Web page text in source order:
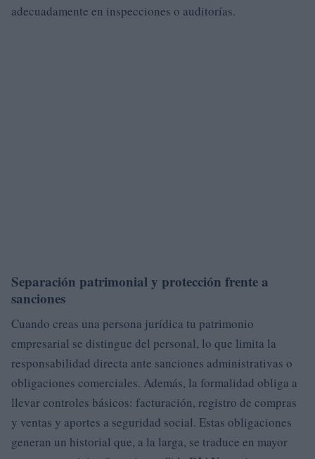
adecuadamente en inspecciones o auditorías.
Separación patrimonial y protección frente a
sanciones
Cuando creas una persona jurídica tu patrimonio
empresarial se distingue del personal, lo que limita la
responsabilidad directa ante sanciones administrativas o
obligaciones comerciales. Además, la formalidad obliga a
llevar controles básicos: facturación, registro de compras
y ventas y aportes a seguridad social. Estas obligaciones
generan un historial que, a la larga, se traduce en mayor